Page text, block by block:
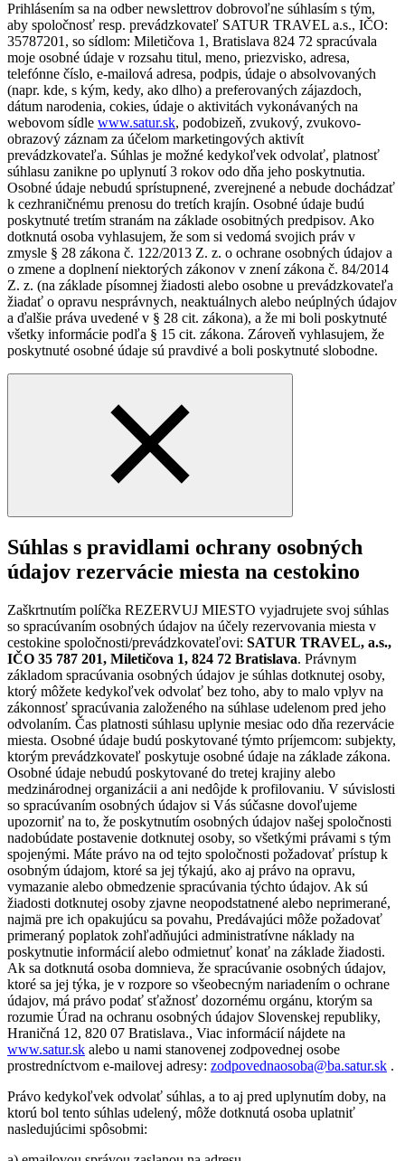
Prihlásením sa na odber newslettrov dobrovoľne súhlasím s tým,
aby spoločnosť resp. prevádzkovateľ SATUR TRAVEL a.s., IČO:
35787201, so sídlom: Miletičova 1, Bratislava 824 72 spracúvala
moje osobné údaje v rozsahu titul, meno, priezvisko, adresa,
telefónne číslo, e-mailová adresa, podpis, údaje o absolvovaných
(napr. kde, s kým, kedy, ako dlho) a preferovaných zájazdoch,
dátum narodenia, cokies, údaje o aktivitách vykonávaných na
webovom sídle www.satur.sk, podobizeň, zvukový, zvukovo-
obrazový záznam za účelom marketingových aktivít
prevádzkovateľa. Súhlas je možné kedykoľvek odvolať, platnosť
súhlasu zanikne po uplynutí 3 rokov odo dňa jeho poskytnutia.
Osobné údaje nebudú sprístupnené, zverejnené a nebude dochádzať
k cezhraničnému prenosu do tretích krajín. Osobné údaje budú
poskytnuté tretím stranám na základe osobitných predpisov. Ako
dotknutá osoba vyhlasujem, že som si vedomá svojich práv v
zmysle § 28 zákona č. 122/2013 Z. z. o ochrane osobných údajov a
o zmene a doplnení niektorých zákonov v znení zákona č. 84/2014
Z. z. (na základe písomnej žiadosti alebo osobne u prevádzkovateľa
žiadať o opravu nesprávnych, neaktuálnych alebo neúplných údajov
a ďalšie práva uvedené v § 28 cit. zákona), a že mi boli poskytnuté
všetky informácie podľa § 15 cit. zákona. Zároveň vyhlasujem, že
poskytnuté osobné údaje sú pravdivé a boli poskytnuté slobodne.
Súhlas s pravidlami ochrany osobných
údajov rezervácie miesta na cestokino
Zaškrtnutím políčka REZERVUJ MIESTO vyjadrujete svoj súhlas
so spracúvaním osobných údajov na účely rezervovania miesta v
cestokine spoločnosti/prevádzkovateľovi: SATUR TRAVEL, a.s.,
IČO 35 787 201, Miletičova 1, 824 72 Bratislava. Právnym
základom spracúvania osobných údajov je súhlas dotknutej osoby,
ktorý môžete kedykoľvek odvolať bez toho, aby to malo vplyv na
zákonnosť spracúvania založeného na súhlase udelenom pred jeho
odvolaním. Čas platnosti súhlasu uplynie mesiac odo dňa rezervácie
miesta. Osobné údaje budú poskytované týmto príjemcom: subjekty,
ktorým prevádzkovateľ poskytuje osobné údaje na základe zákona.
Osobné údaje nebudú poskytované do tretej krajiny alebo
medzinárodnej organizácii a ani nedôjde k profilovaniu. V súvislosti
so spracúvaním osobných údajov si Vás súčasne dovoľujeme
upozorniť na to, že poskytnutím osobných údajov našej spoločnosti
nadobúdate postavenie dotknutej osoby, so všetkými právami s tým
spojenými. Máte právo na od tejto spoločnosti požadovať prístup k
osobným údajom, ktoré sa jej týkajú, ako aj právo na opravu,
vymazanie alebo obmedzenie spracúvania týchto údajov. Ak sú
žiadosti dotknutej osoby zjavne neopodstatnené alebo neprimerané,
najmä pre ich opakujúcu sa povahu, Predávajúci môže požadovať
primeraný poplatok zohľadňujúci administratívne náklady na
poskytnutie informácií alebo odmietnuť konať na základe žiadosti.
Ak sa dotknutá osoba domnieva, že spracúvanie osobných údajov,
ktoré sa jej týka, je v rozpore so všeobecným nariadením o ochrane
údajov, má právo podať sťažnosť dozornému orgánu, ktorým sa
rozumie Úrad na ochranu osobných údajov Slovenskej republiky,
Hraničná 12, 820 07 Bratislava., Viac informácií nájdete na
www.satur.sk alebo u nami stanovenej zodpovednej osobe
prostredníctvom e-mailovej adresy: zodpovednaosoba@ba.satur.sk .
Právo kedykoľvek odvolať súhlas, a to aj pred uplynutím doby, na
ktorú bol tento súhlas udelený, môže dotknutá osoba uplatniť
nasledujúcimi spôsobmi: